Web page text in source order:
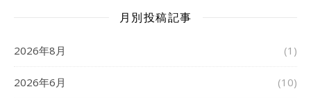
月別投稿記事
2026年8月 (1)
2026年6月 (10)